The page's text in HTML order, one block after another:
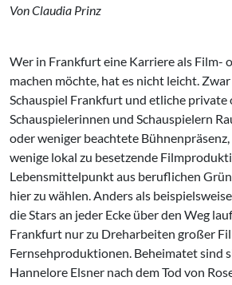
Von Claudia Prinz
Wer in Frankfurt eine Karriere als Film-
machen möchte, hat es nicht leicht.
Schauspiel Frankfurt und etliche
Schauspielerinnen und Schauspielern
oder weniger beachtete Bühnenpräsenz,
wenige lokal zu besetzende
Lebensmittelpunkt aus beruflichen
hier zu wählen. Anders als
die Stars an jeder Ecke über den Weg
Frankfurt nur zu Dreharbeiten großer
Fernsehproduktionen. Beheimatet sind
Hannelore Elsner nach dem Tod von